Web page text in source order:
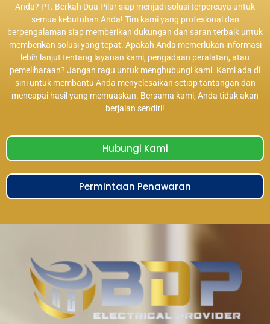
Anda? PT. Berkah Dua Pilar siap menjadi solusi terpercaya untuk
semua kebutuhan Anda! Tim kami yang profesional dan
berpengalaman siap memberikan dukungan dan saran terbaik untuk
memberikan solusi yang tepat. Apakah Anda memerlukan informasi
lebih lanjut tentang layanan kami, pengadaan peralatan, atau
pemeliharaan? Jangan ragu untuk menghubungi kami. Kami ada di
sini untuk membantu Anda menyelesaikan setiap tantangan dan
mencapai hasil yang memuaskan. Bersama kami, Anda tidak akan
berjalan sendiri!
Hubungi Kami
Permintaan Penawaran